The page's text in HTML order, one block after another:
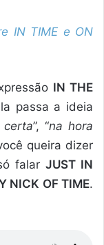
IN TIME e ON
IN THE
passa a ideia
certa”, “na hora
queira dizer
falarJUST IN
NICK OF TIME.